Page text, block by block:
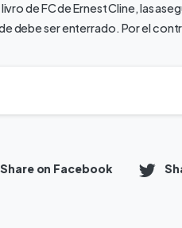
de FC de Ernest Cline, las
debe ser enterrado. Por el
Share on Facebook